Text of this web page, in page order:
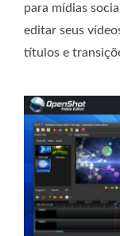
para mídias
editar seus
títulos e